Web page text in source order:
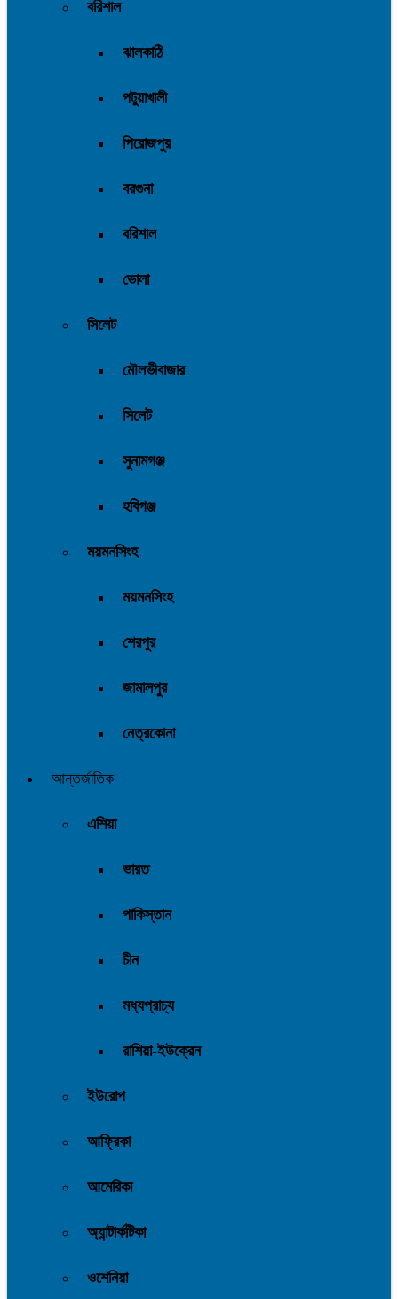
বরিশাল
ঝালকাঠি
পটুয়াখালী
পিরোজপুর
বরগুনা
বরিশাল
ভোলা
সিলেট
মৌলভীবাজার
সিলেট
সুনামগঞ্জ
হবিগঞ্জ
ময়মনসিংহ
ময়মনসিংহ
শেরপুর
জামালপুর
নেত্রকোনা
আন্তর্জাতিক
এশিয়া
ভারত
পাকিস্তান
চীন
মধ্যপ্রাচ্য
রাশিয়া-ইউক্রেন
ইউরোপ
আফ্রিকা
আমেরিকা
অ্যান্টার্কটিকা
ওশেনিয়া